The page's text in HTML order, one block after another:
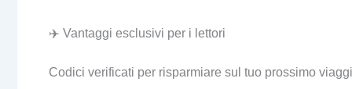
✈️ Vantaggi esclusivi per i lettori
Codici verificati per risparmiare sul tuo prossimo